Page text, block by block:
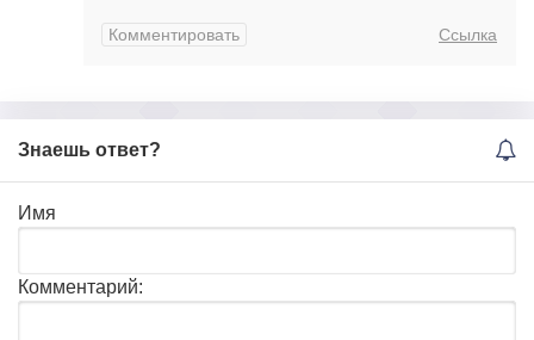
Комментировать Ссылка
Знаешь ответ?
Имя
Комментарий: